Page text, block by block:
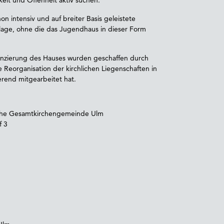
intensiv und auf breiter Basis geleistete
ohne die das Jugendhaus in dieser Form
des Hauses wurden geschaffen durch
der kirchlichen Liegenschaften in
mitgearbeitet hat.
Gesamtkirchengemeinde Ulm
3